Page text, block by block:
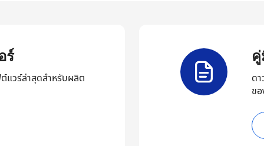
ร์
แวร์ล่าสุดสำหรับผลิต
คู่
ด
ข